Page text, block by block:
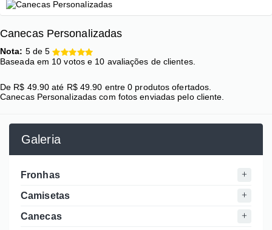
Canecas Personalizadas
Nota: 5de5
Baseada em 10 votos e 10 avaliações de clientes.
De R$ 49.90 até R$ 49.90 entre0 produtos ofertados.
Canecas Personalizadas com fotos enviadas pelo cliente.
Galeria
Fronhas
Camisetas
Canecas